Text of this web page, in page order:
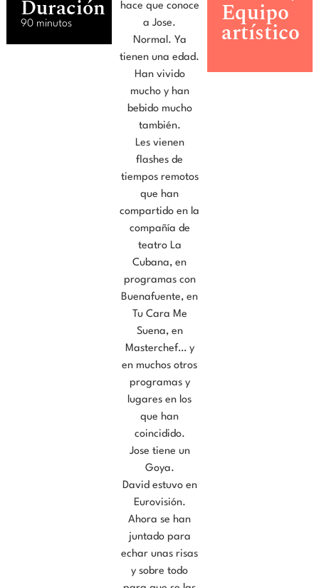
Duración
90 minutos
hace que conoce
a Jose.
Normal. Ya
tienen una edad.
Han vivido
mucho y han
bebido mucho
también.
Les vienen
flashes de
tiempos remotos
que han
compartido en la
compañía de
teatro La
Cubana, en
programas con
Buenafuente, en
Tu Cara Me
Suena, en
Masterchef… y
en muchos otros
programas y
lugares en los
que han
coincidido.
Jose tiene un
Goya.
David estuvo en
Eurovisión.
Ahora se han
juntado para
echar unas risas
y sobre todo
Equipo
artístico